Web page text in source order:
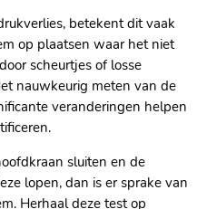
betekent dit vaak
op plaatsen waar het niet
scheurtjes of losse
nauwkeurig meten van de
veranderingen helpen
sluiten en de
lopen, dan is er sprake van
Herhaal deze test op